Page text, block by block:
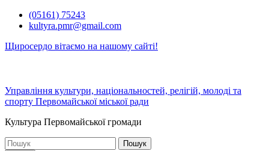
Перейти(05161) 75243
kultyra.pmr@gmail.com
Щиросердо вітаємо на нашому сайті!
Управління культури, національностей, релігій, молоді та
спорту Первомайської міської ради
Культура Первомайcької громади
Шукати: